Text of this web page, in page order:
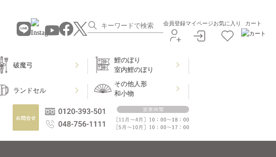
会員登録マイページお気に入り カート
破魔弓
鯉のぼり
室内鯉のぼり
ランドセル
その他人形
和小物